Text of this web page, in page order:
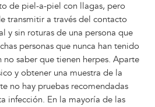
de piel-a-piel con llagas, pero
transmitir a través del contacto
y sin roturas de una persona que
personas que nunca han tenido
no saber que tienen herpes. Aparte
y obtener una muestra de la
no hay pruebas recomendadas
infección. En la mayoría de las